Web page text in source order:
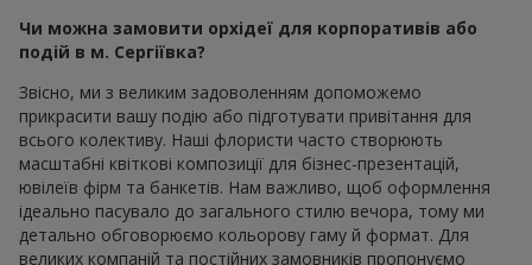
Чи можна замовити орхідеї для корпоративів або
подій в м. Сергіївка?
Звісно, ми з великим задоволенням допоможемо
прикрасити вашу подію або підготувати привітання для
всього колективу. Наші флористи часто створюють
масштабні квіткові композиції для бізнес-презентацій,
ювілеїв фірм та банкетів. Нам важливо, щоб оформлення
ідеально пасувало до загального стилю вечора, тому ми
детально обговорюємо кольорову гаму й формат. Для
великих компаній та постійних замовників пропонуємо